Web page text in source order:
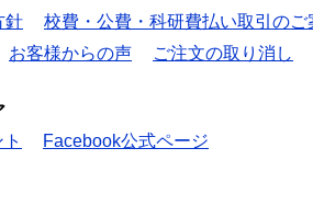
針
校費・公費・科研費払い取引のご
お客様からの声 ご注文の取り消し
Facebook公式ページ